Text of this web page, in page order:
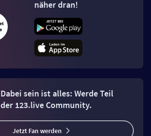
näher dran!
Dabei sein ist alles: Werde Teil
der 123.live Community.
Jetzt Fan werden